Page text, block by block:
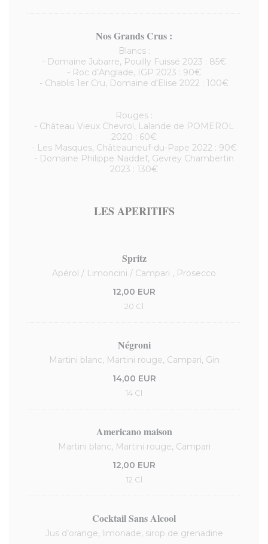
Nos Grands Crus :
Blancs :
- Domaine Jubarre, Pouilly Fuissé 2023 : 85€
- Roc d’Anglade, IGP 2023 : 90€
- Chablis 1er Cru, Domaine d’Elise 2022 : 100€
Rouges :
- Château Vieux Chevrol, Lalande de POMEROL
2020 : 60€
- Les Masques, Châteauneuf-du-Pape 2022 : 90€
- Domaine Philippe Naddef, Gevrey Chambertin
2023 : 130€
LES APERITIFS
Spritz
Apérol / Limoncini / Campari , Prosecco
12,00 EUR
20 Cl
Négroni
Martini blanc, Martini rouge, Campari, Gin
14,00 EUR
14 Cl
Americano maison
Martini blanc, Martini rouge, Campari
12,00 EUR
12 Cl
Cocktail Sans Alcool
Jus d’orange, limonade, sirop de grenadine